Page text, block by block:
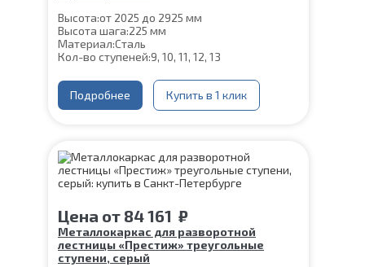
Высота:от 2025 до 2925 мм
Высота шага:225 мм
Материал:Сталь
Кол-во ступеней:9, 10, 11, 12, 13
Подробнее Купить в 1 клик
Цена от 84 161 ₽
Металлокаркас для разворотной
лестницы «Престиж» треугольные
ступени, серый